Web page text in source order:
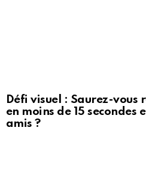
Défi visuel : Saurez-vous
en moins de 15 secondes
amis ?